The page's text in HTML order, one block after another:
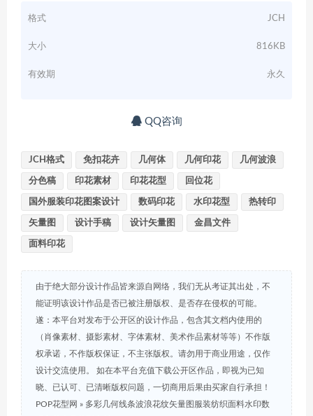
格式 JCH
大小 816KB
有效期 永久
QQ咨询
JCH格式 免扣花卉 几何体 几何印花 几何波浪
分色稿 印花素材 印花花型 回位花
国外服装印花图案设计 数码印花 水印花型 热转印
矢量图 设计手稿 设计矢量图 金昌文件
面料印花
由于绝大部分设计作品皆来源自网络，我们无从考证其出处，不
能证明该设计作品是否已被注册版权、是否存在侵权的可能。
遂：本平台对发布于公开区的设计作品，包含其文档内使用的
（肖像素材、摄影素材、字体素材、美术作品素材等等）不作版
权承诺，不作版权保证，不主张版权。请勿用于商业用途，仅作
设计交流使用。 如在本平台充值下载公开区作品，即视为已知
晓、已认可、已清晰版权问题，一切商用后果由买家自行承担！
POP花型网 » 多彩几何线条波浪花纹矢量图服装纺织面料水印数